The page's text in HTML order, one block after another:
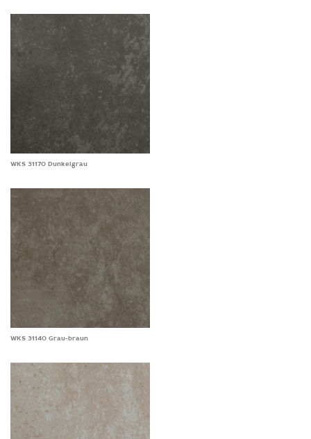
WKS 31170 Dunkelgrau
WKS 31140 Grau-braun